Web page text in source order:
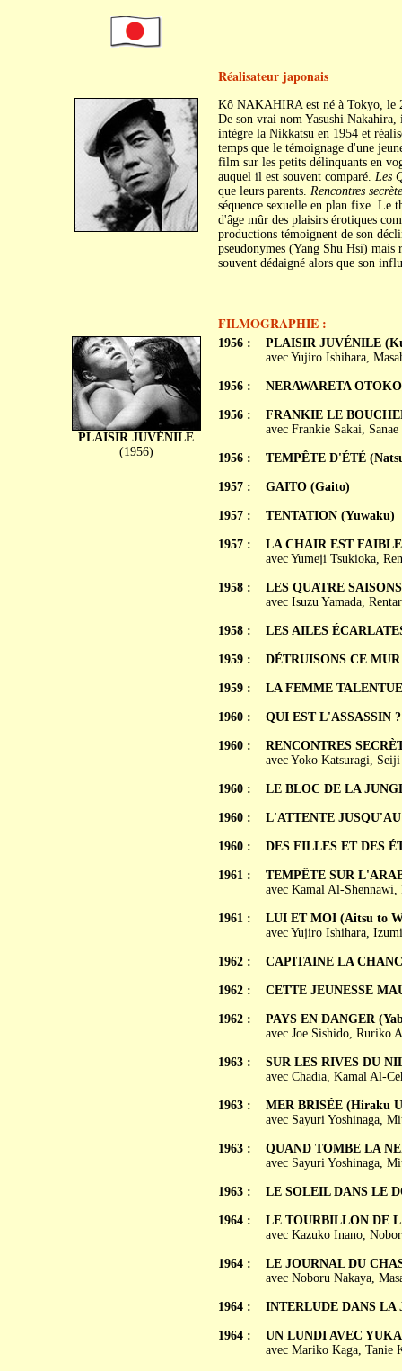
Réalisateur japonais
Kô NAKAHIRA est né à Tokyo, le
De son vrai nom Yasushi
intègre la Nikkatsu en 1954 et
temps que le témoignage d'une
film sur les petits délinquants en
auquel il est souvent comparé. Les
que leurs parents. Rencontres
séquence sexuelle en plan fixe. Le
d'âge mûr des plaisirs érotiques
productions témoignent de son
pseudonymes (Yang Shu Hsi) mais
souvent dédaigné alors que son
FILMOGRAPHIE :
PLAISIR JUVÉNILE
(1956)
1956 :
1956 :
1956 :
1956 :
1957 :
1957 :
1957 :
1958 :
1958 :
1959 :
1959 :
1960 :
1960 :
1960 :
1960 :
1960 :
1961 :
1961 :
1962 :
1962 :
1962 :
1963 :
1963 :
1963 :
1963 :
1964 :
1964 :
1964 :
1964 :
PLAISIR JUVÉNILE
avec Yujiro Ishihara,
NERAWARETA OTOKO
FRANKIE LE
avec Frankie Sakai,
TEMPÊTE D'ÉTÉ
GAITO (Gaito)
TENTATION (Yuwaku)
LA CHAIR EST
avec Yumeji Tsukioka,
LES QUATRE
avec Isuzu Yamada,
LES AILES
DÉTRUISONS CE
LA FEMME
QUI EST L'ASSASSIN
RENCONTRES
avec Yoko Katsuragi,
LE BLOC DE LA
L'ATTENTE
DES FILLES ET DES
TEMPÊTE SUR
avec Kamal Al-
LUI ET MOI (Aitsu to
avec Yujiro Ishihara,
CAPITAINE LA
CETTE JEUNESSE
PAYS EN DANGER
avec Joe Sishido, Ruriko
SUR LES RIVES DU
avec Chadia, Kamal Al-
MER BRISÉE (Hiraku
avec Sayuri Yoshinaga,
QUAND TOMBE LA
avec Sayuri Yoshinaga,
LE SOLEIL DANS LE
LE TOURBILLON DE
avec Kazuko Inano,
LE JOURNAL DU
avec Noboru Nakaya,
INTERLUDE DANS LA
UN LUNDI AVEC
avec Mariko Kaga, Tanie